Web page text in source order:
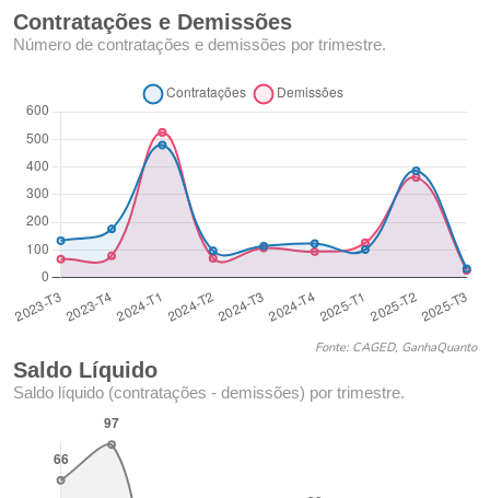
Contratações e Demissões
Número de contratações e demissões por trimestre.
Fonte: CAGED, GanhaQuanto
Saldo Líquido
Saldo líquido (contratações - demissões) por trimestre.